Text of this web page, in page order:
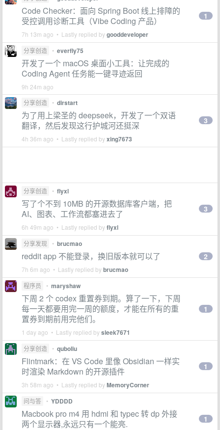
Code Checker：面向 Spring Boot 线上排障的
受控调用诊断工具（Vibe Coding 产品）
7h 13m ago • Lastly replied bygooddeveloper
1
分享创造 • everfly75
开发了一个 macOS 桌面小工具：让完成的
Coding Agent 任务能一键寻迹返回
9h 24m ago
分享创造
• dirstart
为了用上梁圣的 deepseek，开发了一个双语
翻译，然后发现这行护城河还挺深
4h 36m ago • Lastly replied byxing7673
3
分享创造 • flyxl
写了个不到 10MB 的开源数据库客户端，把
AI、图表、工作流都塞进去了
6h 49m ago • Lastly replied byflyxl
3
分享发现 • brucmao
reddit app 不能登录，换旧版本就可以了
7h 6m ago • Lastly replied bybrucmao
2
程序员 • maryshaw
下周 2 个 codex 重置券到期。算了一下，下周
每一天都要用完一周的额度，才能在所有的重
置券到期前用完他们。
1 day ago • Lastly replied bysleek7671
1
分享创造 • quboliu
Flintmark：在 VS Code 里像 Obsidian 一样实
时渲染 Markdown 的开源插件
3h 58m ago • Lastly replied byMemoryCorner
1
问与答 • YDDDD
Macbook pro m4 用 hdmi 和 typec 转 dp 外接
两个显示器,永远只有一个能亮.
1